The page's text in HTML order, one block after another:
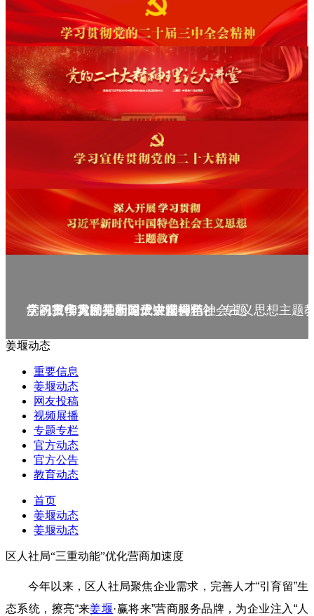
庆祝中华人民共和国成立75周年
学习贯彻党的二十届三中全会精神_专题
党的二十大精神理论大讲堂--理论
学习宣传贯彻党的二十大精神
学习贯彻习近平新时代中国特色社会主义思想主题
姜堰动态
重要信息
姜堰动态
网友投稿
视频展播
专题专栏
官方动态
官方公告
教育动态
首页
姜堰动态
姜堰动态
区人社局“三重动能”优化营商加速度
今年以来，区人社局聚焦企业需求，完善人才“引育留”生
态系统，擦亮“来姜堰·赢将来”营商服务品牌，为企业注入“人